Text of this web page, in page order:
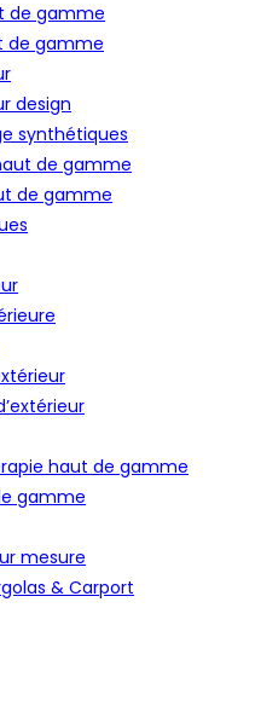
de gamme
de gamme
design
synthétiques
de gamme
de gamme
haut de gamme
gamme
mesure
& Carport